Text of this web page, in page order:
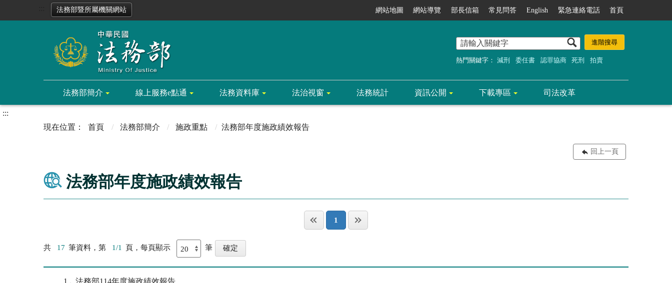
法務部暨所屬機關網站 網站地圖 網站導覽 部長信箱 常見問答 English 緊急連絡電話 首頁
熱門關鍵字： 減刑 委任書 認罪協商 死刑 拍賣
法務部簡介 線上服務e點通 法務資料庫 法治視窗 法務統計 資訊公開 下載專區 司法改革
:::
首頁
法務部簡介 施政重點 法務部年度施政績效報告
回上一頁
法務部年度施政績效報告
1
共 17 筆資料，第 1/1 頁，每頁顯示 筆
1 法務部114年度施政績效報告